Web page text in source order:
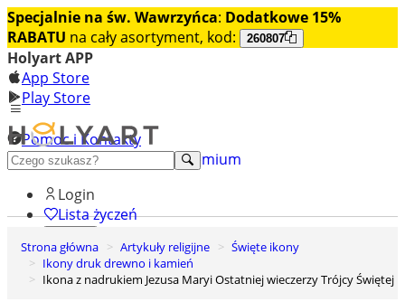
Specjalnie na św. Wawrzyńca: Dodatkowe 15%
RABATU na cały asortyment, kod: 260807
Holyart APP
App Store
Play Store
Pomoc i Kontakty
+48 222 922 860
Odkryj premium
Login
Lista życzeń
0
Koszyk
Strona główna Artykuły religijne
Święte ikony
Ikony druk drewno i kamień
Ikona z nadrukiem Jezusa Maryi Ostatniej wieczerzy Trójcy Świętej